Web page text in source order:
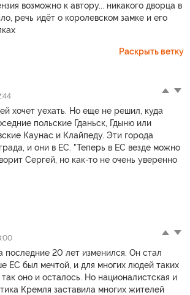
возможно к автору... никакого дворца в
речь идёт о королевском замке и его
Раскрыть ветку
хочет уехать. Но еще не решил, куда
польские Гданьск, Гдыню или
Каунас и Клайпеду. Эти города
и они в ЕС. "Теперь в ЕС везде можно
Сергей, но как-то не очень уверенно
последние 20 лет изменился. Он стал
ЕС был мечтой, и для многих людей таких
оно и осталось. Но националистская и
Кремля заставила многих жителей